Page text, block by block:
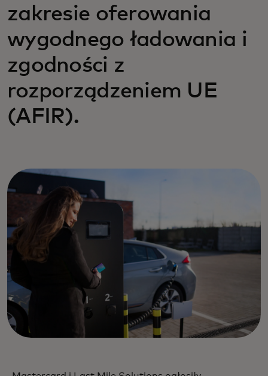
zakresie oferowania
wygodnego ładowania i
zgodności z
rozporządzeniem UE
(AFIR).